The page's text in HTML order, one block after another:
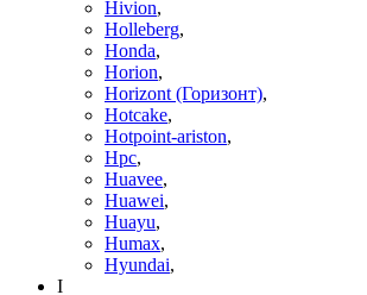
Hivion,
Holleberg,
Honda,
Horion,
Horizont (Горизонт),
Hotcake,
Hotpoint-ariston,
Hpc,
Huavee,
Huawei,
Huayu,
Humax,
Hyundai,
I